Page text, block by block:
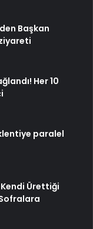
Başkan
Her 10
paralel
Ürettiği